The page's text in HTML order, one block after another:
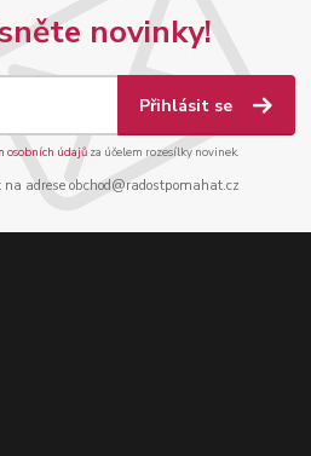
novinky!
Přihlásit se
osobních údajů za účelem rozesílky novinek.
adrese obchod@radostpomahat.cz